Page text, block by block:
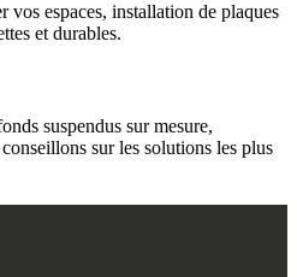
vos espaces, installation de plaques
et durables.
suspendus sur mesure,
sur les solutions les plus